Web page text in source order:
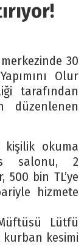
30
Olur
tarafından
düzenlenen
okuma
salonu, 2
500 bin TL’ye
hizmete
Lütfü
kurban kesimi